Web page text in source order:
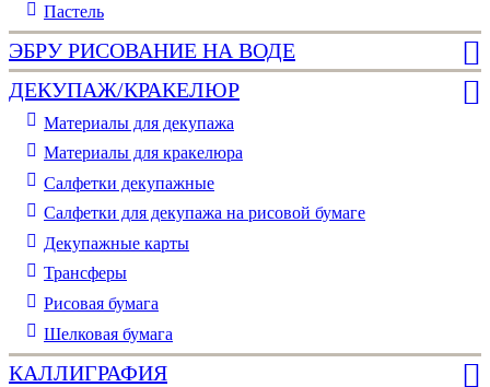
Пастель
ЭБРУ РИСОВАНИЕ НА ВОДЕ
ДЕКУПАЖ/КРАКЕЛЮР
Материалы для декупажа
Материалы для кракелюра
Cалфетки декупажные
Салфетки для декупажа на рисовой бумаге
Декупажные карты
Трансферы
Рисовая бумага
Шелковая бумага
КАЛЛИГРАФИЯ